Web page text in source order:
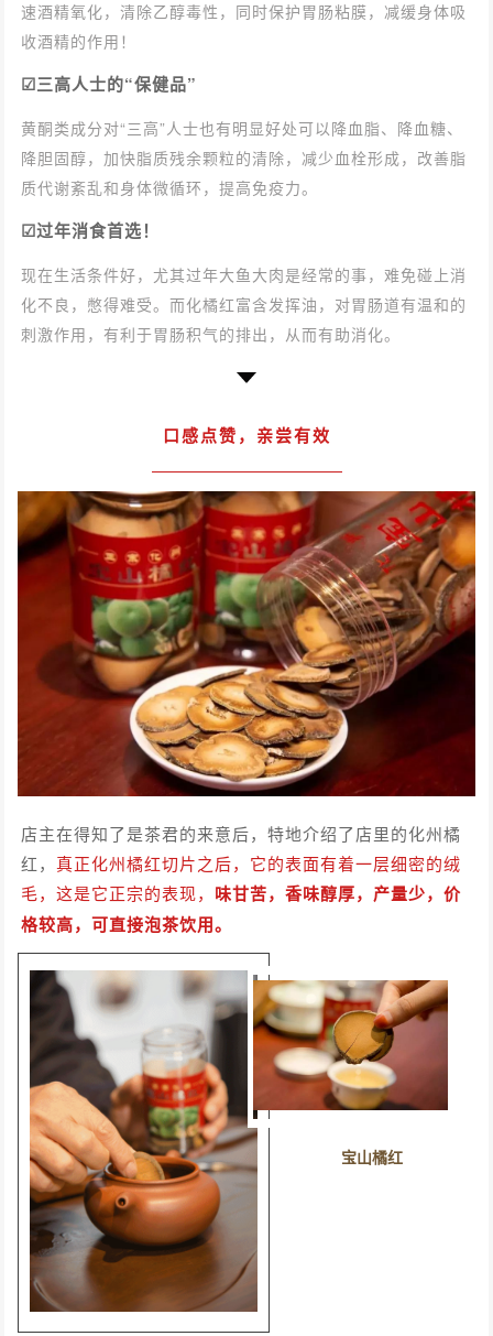
速酒精氧化，清除乙醇毒性，同时保护胃肠粘膜，减缓身体吸
收酒精的作用！
☑三高人士的“保健品”
黄酮类成分对“三高”人士也有明显好处可以降血脂、降血糖、
降胆固醇，加快脂质残余颗粒的清除，减少血栓形成，改善脂
质代谢紊乱和身体微循环，提高免疫力。
☑过年消食首选！
现在生活条件好，尤其过年大鱼大肉是经常的事，难免碰上消
化不良，憋得难受。而化橘红富含发挥油，对胃肠道有温和的
刺激作用，有利于胃肠积气的排出，从而有助消化。
口感点赞， 亲尝有效
店主在得知了是茶君的来意后，特地介绍了店里的化州橘
红，真正化州橘红切片之后，它的表面有着一层细密的绒
毛，这是它正宗的表现， 味甘苦，香味醇厚，产量少，价
格较高，可直接泡茶饮用。
宝山橘红